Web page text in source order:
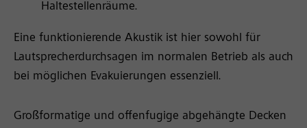
Haltestellenräume.
Eine funktionierende Akustik ist hier sowohl für
Lautsprecherdurchsagen im normalen Betrieb als auch
bei möglichen Evakuierungen essenziell.
Großformatige und offenfugige abgehängte Decken